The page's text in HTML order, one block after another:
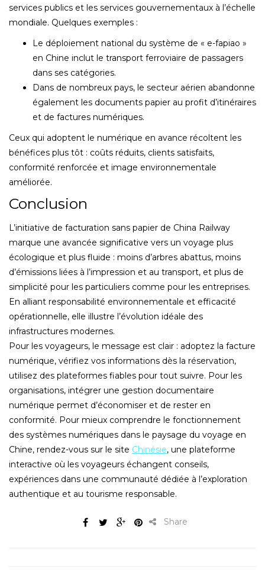
services publics et les services gouvernementaux à l’échelle
mondiale. Quelques exemples :
Le déploiement national du système de « e-fapiao »
en Chine inclut le transport ferroviaire de passagers
dans ses catégories.
Dans de nombreux pays, le secteur aérien abandonne
également les documents papier au profit d’itinéraires
et de factures numériques.
Ceux qui adoptent le numérique en avance récoltent les
bénéfices plus tôt : coûts réduits, clients satisfaits,
conformité renforcée et image environnementale
améliorée.
Conclusion
L’initiative de facturation sans papier de China Railway
marque une avancée significative vers un voyage plus
écologique et plus fluide : moins d’arbres abattus, moins
d’émissions liées à l’impression et au transport, et plus de
simplicité pour les particuliers comme pour les entreprises.
En alliant responsabilité environnementale et efficacité
opérationnelle, elle illustre l’évolution idéale des
infrastructures modernes.
Pour les voyageurs, le message est clair : adoptez la facture
numérique, vérifiez vos informations dès la réservation,
utilisez des plateformes fiables pour tout suivre. Pour les
organisations, intégrer une gestion documentaire
numérique permet d’économiser et de rester en
conformité. Pour mieux comprendre le fonctionnement
des systèmes numériques dans le paysage du voyage en
Chine, rendez-vous sur le site Chinésie, une plateforme
interactive où les voyageurs échangent conseils,
expériences dans une communauté dédiée à l’exploration
authentique et au tourisme responsable.
Share